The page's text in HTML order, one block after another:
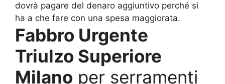
dovrà pagare del denaro aggiuntivo perché si
ha a che fare con una spesa maggiorata.
Fabbro Urgente
Triulzo Superiore
Milano per serramenti